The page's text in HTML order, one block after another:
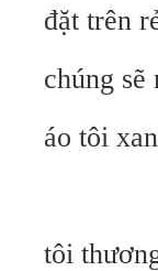
đặt trên
chúng sẽ
áo tôi
tôi